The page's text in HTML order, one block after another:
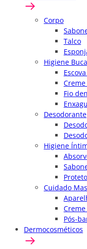
Corpo
Talco
Higiene
Fio
Desodorante
Higiene
Cuidado
Pós-
Dermocosméticos